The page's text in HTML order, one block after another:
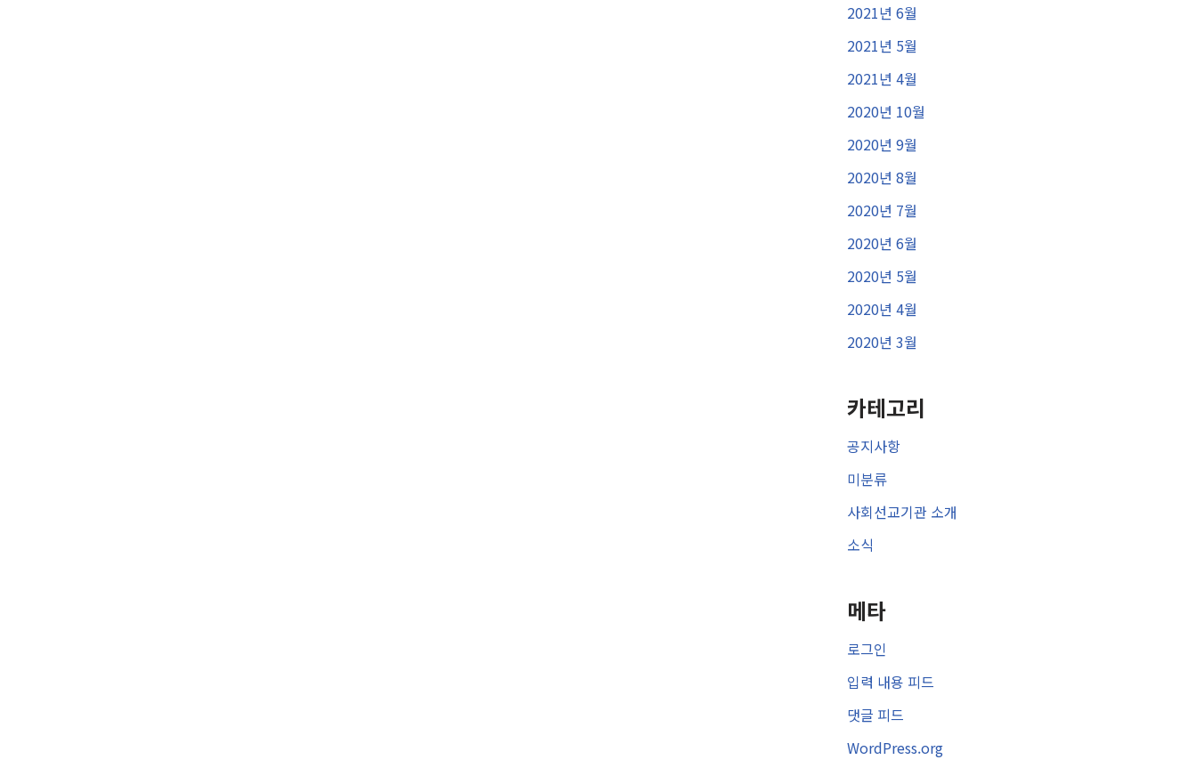
2021년 6월
2021년 5월
2021년 4월
2020년 10월
2020년 9월
2020년 8월
2020년 7월
2020년 6월
2020년 5월
2020년 4월
2020년 3월
카테고리
공지사항
미분류
사회선교기관 소개
소식
메타
로그인
입력 내용 피드
댓글 피드
WordPress.org